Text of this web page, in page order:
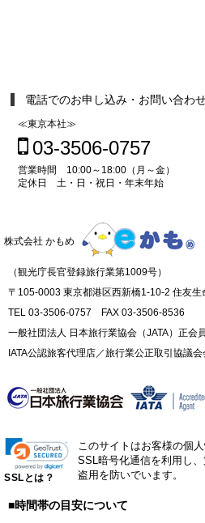
電話でのお申し込み・お問い合わ
≪東京本社≫
03-3506-0757
営業時間 10:00～18:00（月～金）
定休日 土・日・祝日・年末年始
株式会社 かもめ
（観光庁長官登録旅行業第1009号）
〒105-0003 東京都港区西新橋1-10-2 住友生
TEL 03-3506-0757 FAX 03-3506-8536
一般社団法人 日本旅行業協会（JATA）正会
IATA公認旅客代理店／旅行業公正取引協議会
SSLとは？
このサイトはお客様の個
SSL暗号化通信を利用し
盗用を防いでいます。
■時間帯の目安について